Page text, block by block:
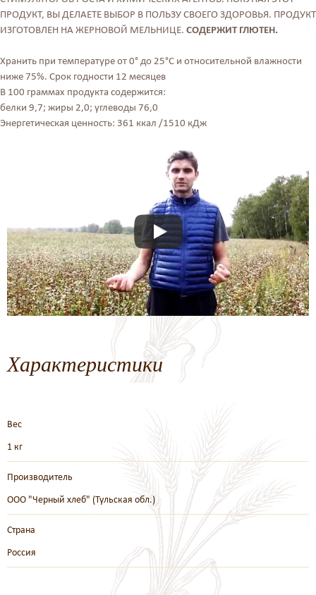
ПРОДУКТ, ВЫ ДЕЛАЕТЕ ВЫБОР В ПОЛЬЗУ СВОЕГО ЗДОРОВЬЯ. ПРОДУКТ
ИЗГОТОВЛЕН НА ЖЕРНОВОЙ МЕЛЬНИЦЕ. СОДЕРЖИТ ГЛЮТЕН.
Хранить при температуре от 0° до 25°С и относительной влажности
ниже 75%. Срок годности 12 месяцев
В 100 граммах продукта содержится:
белки 9,7; жиры 2,0; углеводы 76,0
Энергетическая ценность: 361 ккал /1510 кДж
Характеристики
Вес
1 кг
Производитель
ООО "Черный хлеб" (Тульская обл.)
Страна
Россия